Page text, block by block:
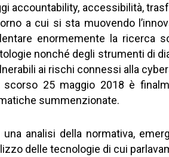
accountability, accessibilità,
a cui si sta muovendo
enormemente la ricerca
nonché degli strumenti di
ai rischi connessi alla
scorso 25 maggio 2018 è
summenzionate.
una analisi della normativa,
delle tecnologie di cui